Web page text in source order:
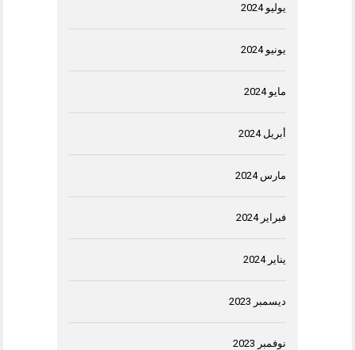
يوليو 2024
يونيو 2024
مايو 2024
أبريل 2024
مارس 2024
فبراير 2024
يناير 2024
ديسمبر 2023
نوفمبر 2023